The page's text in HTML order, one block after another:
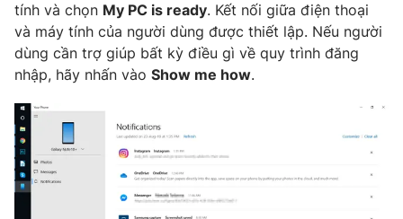
tính và chọn My PC is ready. Kết nối giữa điện thoại
và máy tính của người dùng được thiết lập. Nếu người
dùng cần trợ giúp bất kỳ điều gì về quy trình đăng
nhập, hãy nhấn vào Show me how.